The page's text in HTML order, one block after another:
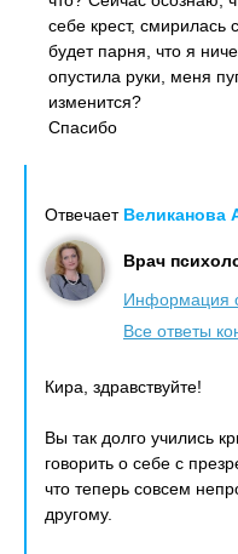
себе крест, смирилась
будет парня, что я
опустила руки, меня
изменится?
Спасибо
Отвечает Великанова
Врач
Информация
Все ответы
Кира, здравствуйте!
Вы так долго учились
говорить о себе с
что теперь совсем
другому.